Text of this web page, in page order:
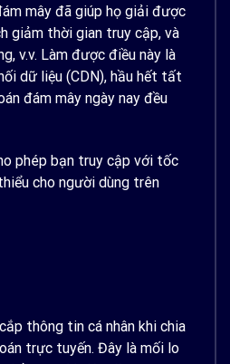
mây đã giúp họ giải được
giảm thời gian truy cập, và
v.v. Làm được điều này là
dữ liệu (CDN), hầu hết tất
đám mây ngày nay đều
phép bạn truy cập với tốc
cho người dùng trên
thông tin cá nhân khi chia
trực tuyến. Đây là mối lo